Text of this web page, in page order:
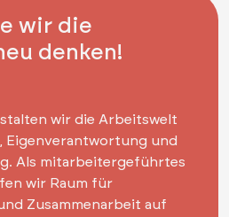
wir die
denken!
wir die Arbeitswelt
Eigenverantwortung und
Als mitarbeitergeführtes
wir Raum für
Zusammenarbeit auf